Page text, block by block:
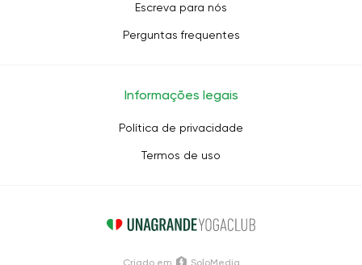
Escreva para nós
Perguntas frequentes
Informações legais
Política de privacidade
Termos de uso
Criado em SoloMedia